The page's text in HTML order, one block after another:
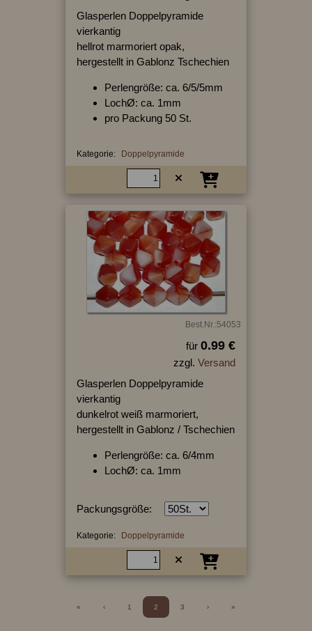
Glasperlen Doppelpyramide
vierkantig
hellrot marmoriert opak,
hergestellt in Gablonz Tschechien
Perlengröße: ca. 6/5/5mm
LochØ: ca. 1mm
pro Packung 50 St.
Kategorie: Doppelpyramide
Best.Nr.:54053
für 0.99 €
zzgl. Versand
Glasperlen Doppelpyramide
vierkantig
dunkelrot weiß marmoriert,
hergestellt in Gablonz / Tschechien
Perlengröße: ca. 6/4mm
LochØ: ca. 1mm
Packungsgröße:
Kategorie: Doppelpyramide
« ‹ 1 2 3 › »